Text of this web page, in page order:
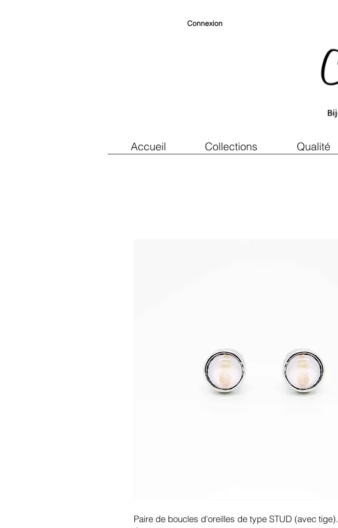
Accueil Collections Qualité
Connexion
Paire de boucles d'oreilles de type STUD (avec tige).